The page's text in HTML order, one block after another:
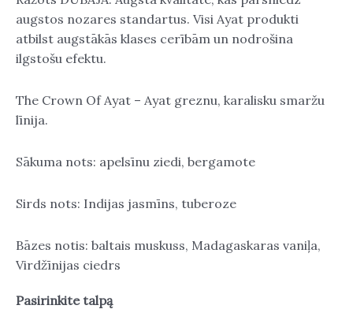
augstos nozares standartus. Visi Ayat produkti
atbilst augstākās klases cerībām un nodrošina
ilgstošu efektu.
The Crown Of Ayat – Ayat greznu, karalisku smaržu
līnija.
Sākuma nots: apelsīnu ziedi, bergamote
Sirds nots: Indijas jasmīns, tuberoze
Bāzes notis: baltais muskuss, Madagaskaras vaniļa,
Virdžīnijas ciedrs
Pasirinkite talpą